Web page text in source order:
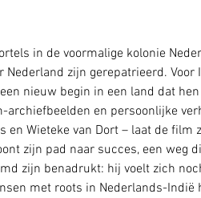
in de voormalige kolonie
Nederland zijn gerepatrieerd.
nieuw begin in een land dat
en persoonlijke
en Wieteke van Dort – laat de film
zijn pad naar succes, een weg
zijn benadrukt: hij voelt zich
met roots in Nederlands-Indië